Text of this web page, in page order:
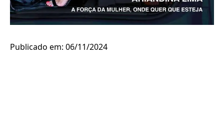
Publicado em: 06/11/2024